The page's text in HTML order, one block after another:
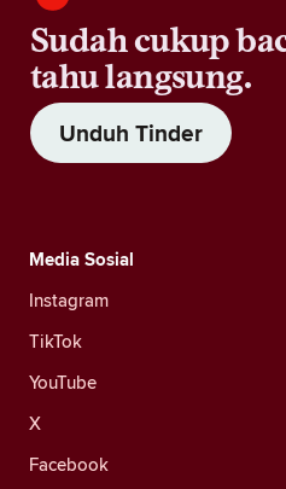
Sudah cukup
tahu langsung.
Unduh Tinder
Media Sosial
Instagram
TikTok
YouTube
X
Facebook